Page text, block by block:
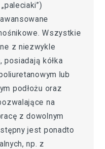
Wszystkie
z niezwykle
posiadają kółka
lub
podłożu oraz
na
z dowolnym
jest ponadto
np. z